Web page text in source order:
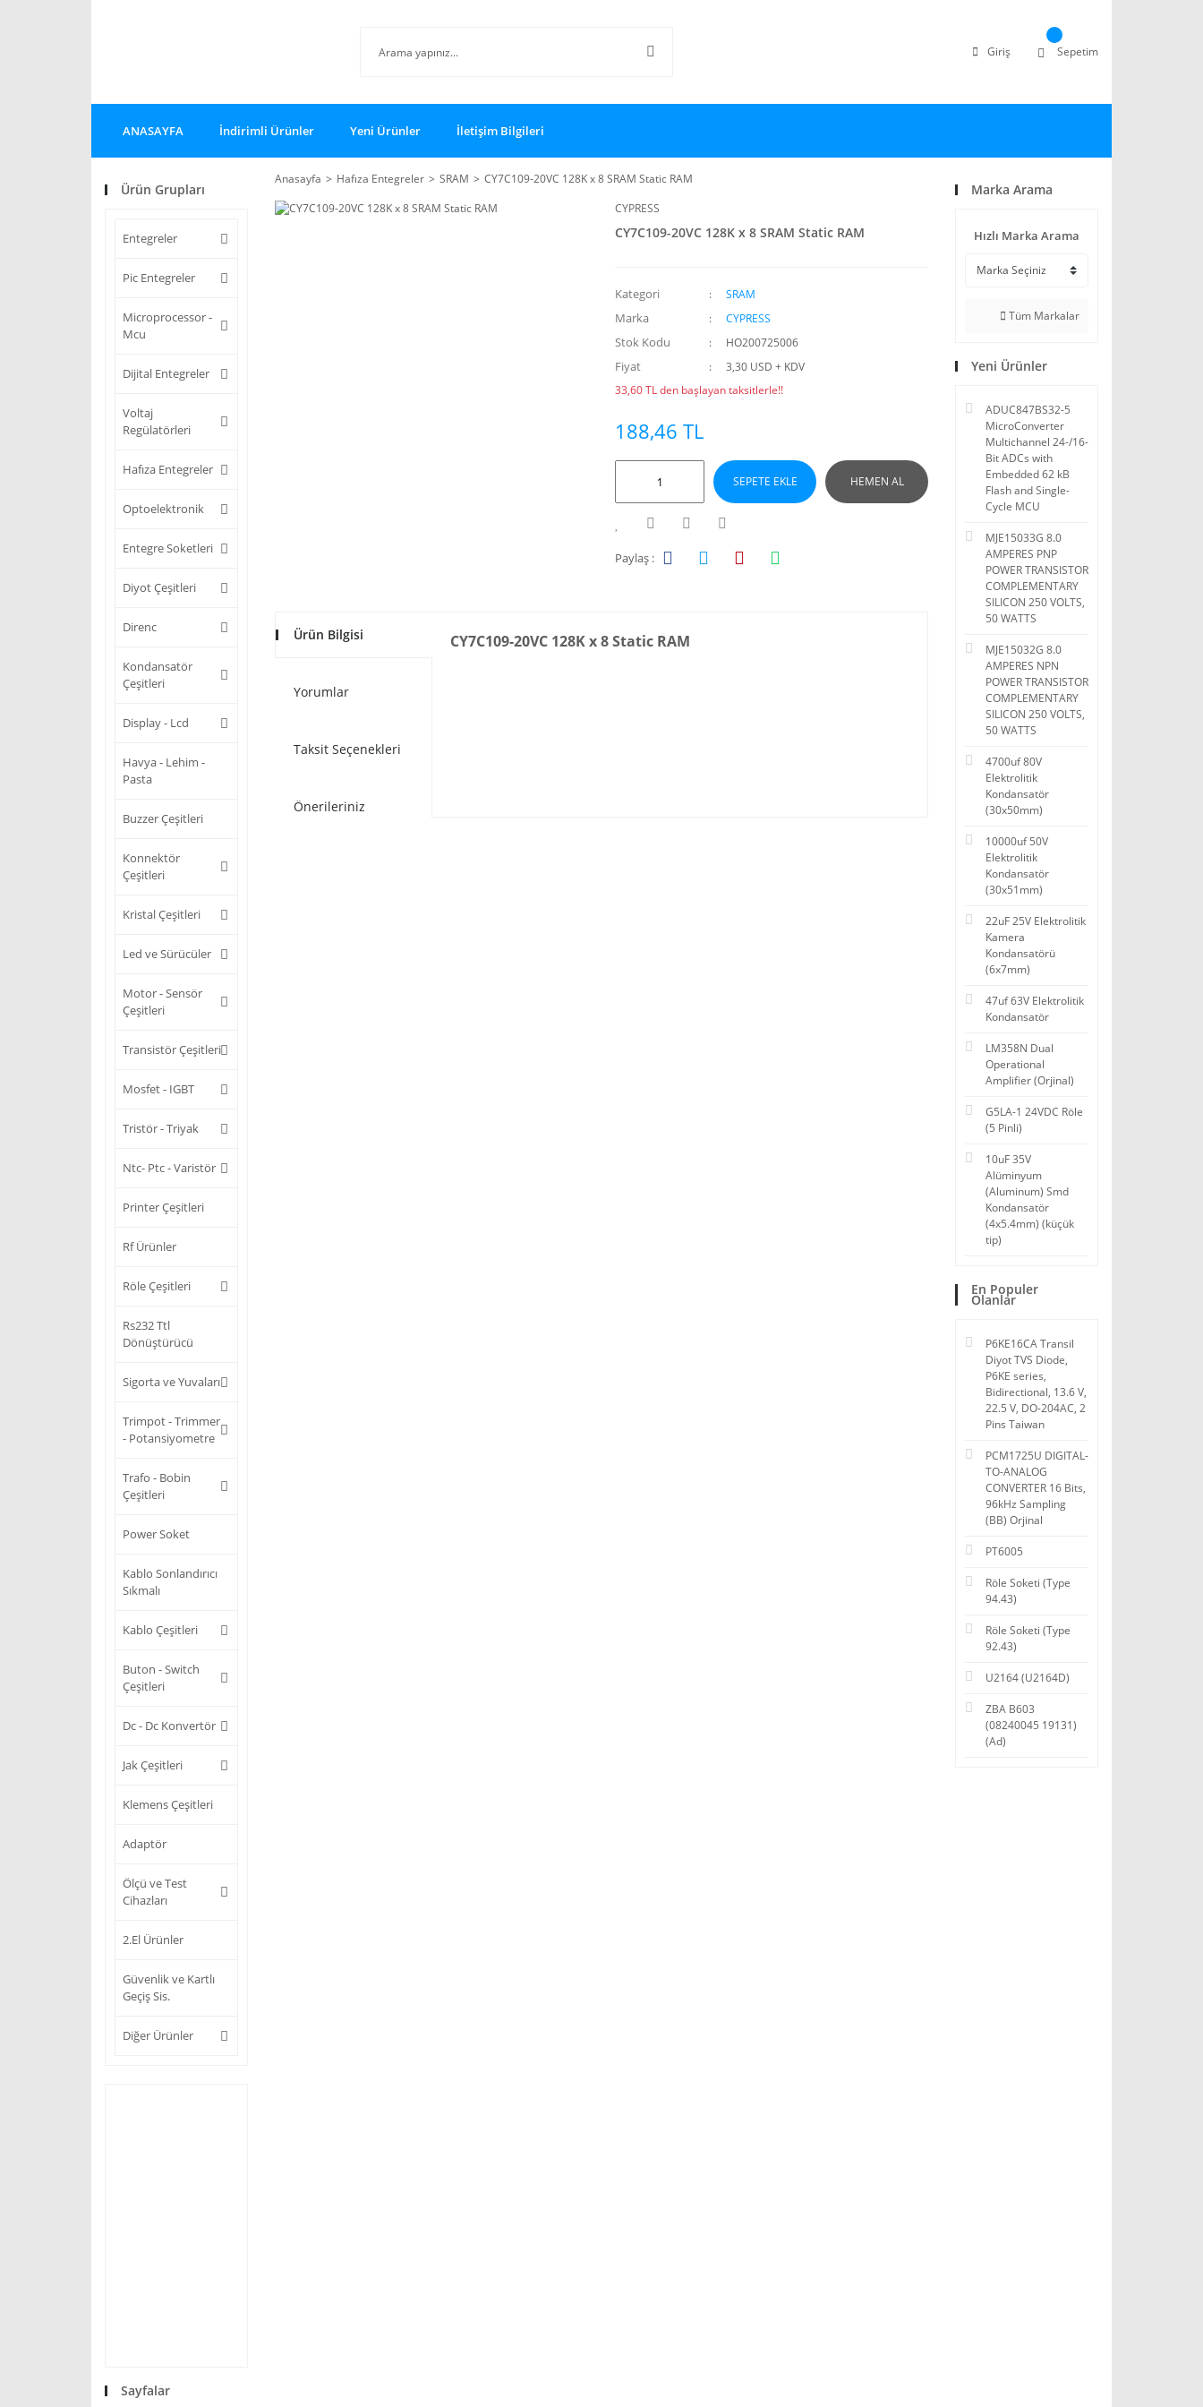
Giriş Sepetim
ANASAYFA İndirimli Ürünler Yeni Ürünler İletişim Bilgileri
Ürün Grupları
Entegreler
Pic Entegreler
Microprocessor -
Mcu
Dijital Entegreler
Voltaj
Regülatörleri
Hafıza Entegreler
Optoelektronik
Entegre Soketleri
Diyot Çeşitleri
Direnc
Kondansatör
Çeşitleri
Display - Lcd
Havya - Lehim -
Pasta
Buzzer Çeşitleri
Konnektör
Çeşitleri
Kristal Çeşitleri
Led ve Sürücüler
Motor - Sensör
Çeşitleri
Transistör Çeşitleri
Mosfet - IGBT
Tristör - Triyak
Ntc- Ptc - Varistör
Printer Çeşitleri
Rf Ürünler
Röle Çeşitleri
Rs232 Ttl
Dönüştürücü
Sigorta ve Yuvaları
Trimpot - Trimmer
- Potansiyometre
Trafo - Bobin
Çeşitleri
Power Soket
Kablo Sonlandırıcı
Sıkmalı
Kablo Çeşitleri
Buton - Switch
Çeşitleri
Dc - Dc Konvertör
Jak Çeşitleri
Klemens Çeşitleri
Adaptör
Ölçü ve Test
Cihazları
2.El Ürünler
Güvenlik ve Kartlı
Geçiş Sis.
Diğer Ürünler
Sayfalar
Anasayfa Hafıza Entegreler SRAM
CY7C109-20VC 128K x 8 SRAM Static RAM
CYPRESS
CY7C109-20VC 128K x 8 SRAM Static RAM
Kategori SRAM
Marka CYPRESS
Stok Kodu HO200725006
Fiyat
3,30 USD + KDV
33,60 TL den başlayan taksitlerle!!
188,46 TL
SEPETE EKLE HEMEN AL
Paylaş :
Ürün Bilgisi
Yorumlar
Taksit Seçenekleri
Önerileriniz
CY7C109-20VC 128K x 8 Static RAM
Marka Arama
Hızlı Marka Arama
Tüm Markalar
Yeni Ürünler
ADUC847BS32-5
MicroConverter
Multichannel 24-/16-
Bit ADCs with
Embedded 62 kB
Flash and Single-
Cycle MCU
MJE15033G 8.0
AMPERES PNP
POWER TRANSISTOR
COMPLEMENTARY
SILICON 250 VOLTS,
50 WATTS
MJE15032G 8.0
AMPERES NPN
POWER TRANSISTOR
COMPLEMENTARY
SILICON 250 VOLTS,
50 WATTS
4700uf 80V
Elektrolitik
Kondansatör
(30x50mm)
10000uf 50V
Elektrolitik
Kondansatör
(30x51mm)
22uF 25V Elektrolitik
Kamera
Kondansatörü
(6x7mm)
47uf 63V Elektrolitik
Kondansatör
LM358N Dual
Operational
Amplifier (Orjinal)
G5LA-1 24VDC Röle
(5 Pinli)
10uF 35V
Alüminyum
(Aluminum) Smd
Kondansatör
(4x5.4mm) (küçük
tip)
En Populer
Olanlar
P6KE16CA Transil
Diyot TVS Diode,
P6KE series,
Bidirectional, 13.6 V,
22.5 V, DO-204AC, 2
Pins Taiwan
PCM1725U DIGITAL-
TO-ANALOG
CONVERTER 16 Bits,
96kHz Sampling
(BB) Orjinal
PT6005
Röle Soketi (Type
94.43)
Röle Soketi (Type
92.43)
U2164 (U2164D)
ZBA B603
(08240045 19131)
(Ad)